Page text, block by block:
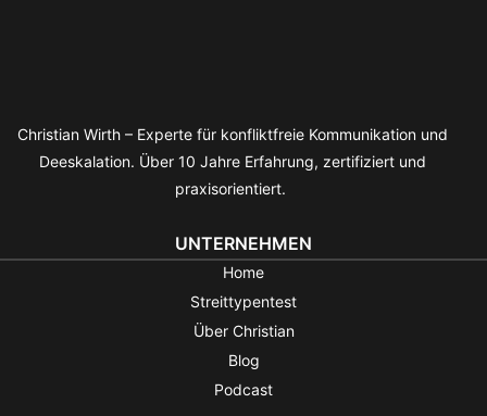
Christian Wirth – Experte für konfliktfreie Kommunikation und
Deeskalation. Über 10 Jahre Erfahrung, zertifiziert und
praxisorientiert.
UNTERNEHMEN
Home
Streittypentest
Über Christian
Blog
Podcast